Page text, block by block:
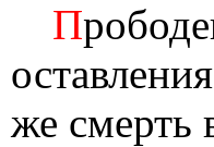
П
же смерть